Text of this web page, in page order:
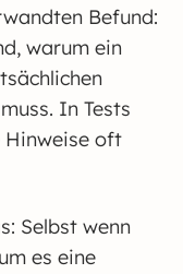
Befund:
warum ein
In Tests
Hinweise oft
Selbst wenn
es eine